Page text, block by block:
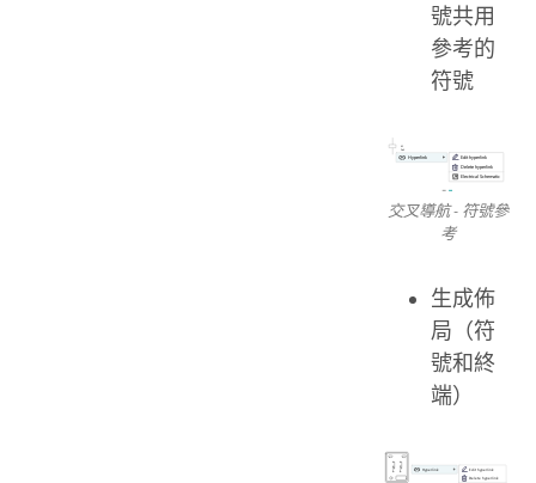
號共用
參考的
符號
交叉導航 - 符號參
考
生成佈
局（符
號和終
端）